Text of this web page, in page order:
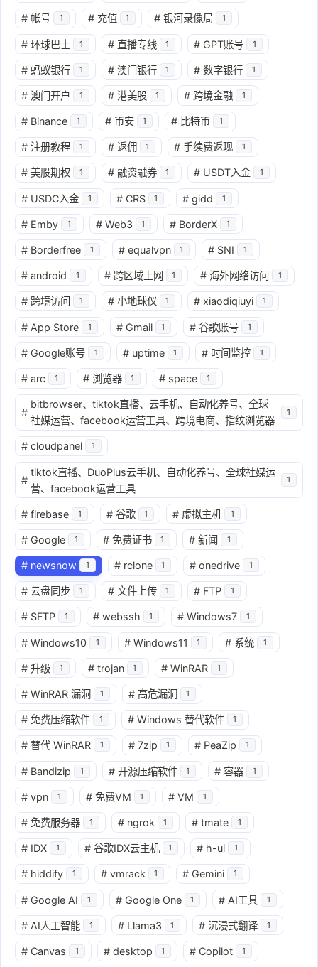
# 帐号 1 # 充值 1 # 银河录像局 1
# 环球巴士 1 # 直播专线 1 # GPT账号 1
# 蚂蚁银行 1 # 澳门银行 1 # 数字银行 1
# 澳门开户 1 # 港美股 1 # 跨境金融 1
# Binance 1 # 币安 1 # 比特币 1
# 注册教程 1 # 返佣 1 # 手续费返现 1
# 美股期权 1 # 融资融券 1 # USDT入金 1
# USDC入金 1 # CRS 1 # gidd 1
# Emby 1 # Web3 1 # BorderX 1
# Borderfree 1 # equalvpn 1 # SNI 1
# android 1 # 跨区域上网 1 # 海外网络访问 1
# 跨境访问 1 # 小地球仪 1 # xiaodiqiuyi 1
# App Store 1 # Gmail 1 # 谷歌账号 1
# Google账号 1 # uptime 1 # 时间监控 1
# arc 1 # 浏览器 1 # space 1
#
bitbrowser、tiktok直播、云手机、自动化养号、全球
社媒运营、facebook运营工具、跨境电商、指纹浏览器
1
# cloudpanel 1
#
tiktok直播、DuoPlus云手机、自动化养号、全球社媒运
营、facebook运营工具
1
# firebase 1 # 谷歌 1 # 虚拟主机 1
# Google 1 # 免费证书 1 # 新闻 1
# newsnow 1 # rclone 1 # onedrive 1
# 云盘同步 1 # 文件上传 1 # FTP 1
# SFTP 1 # webssh 1 # Windows7 1
# Windows10 1 # Windows11 1 # 系统 1
# 升级 1 # trojan 1 # WinRAR 1
# WinRAR 漏洞 1 # 高危漏洞 1
# 免费压缩软件 1 # Windows 替代软件 1
# 替代 WinRAR 1 # 7zip 1 # PeaZip 1
# Bandizip 1 # 开源压缩软件 1 # 容器 1
# vpn 1 # 免费VM 1 # VM 1
# 免费服务器 1 # ngrok 1 # tmate 1
# IDX 1 # 谷歌IDX云主机 1 # h-ui 1
# hiddify 1 # vmrack 1 # Gemini 1
# Google AI 1 # Google One 1 # AI工具 1
# AI人工智能 1 # Llama3 1 # 沉浸式翻译 1
# Canvas 1 # desktop 1 # Copilot 1